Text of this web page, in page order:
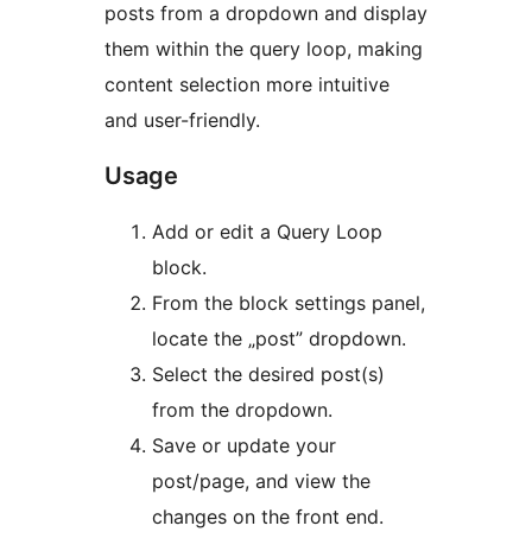
posts from a dropdown and display
them within the query loop, making
content selection more intuitive
and user-friendly.
Usage
Add or edit a Query Loop
block.
From the block settings panel,
locate the „post” dropdown.
Select the desired post(s)
from the dropdown.
Save or update your
post/page, and view the
changes on the front end.